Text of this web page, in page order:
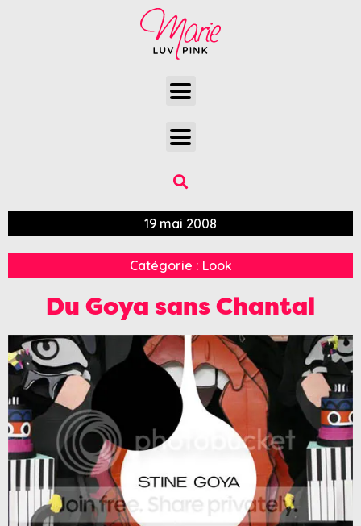
19 mai 2008
Catégorie : Look
Du Goya sans Chantal